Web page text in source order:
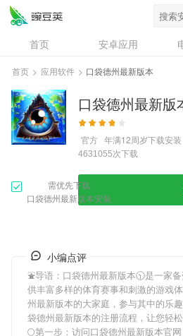
首页 安卓应用
资讯
专题
问答
首页 > 应用软件 > 口袋德州最新版本
口袋德州最新版
官方 年满12周岁下载安装
4631055次下载
需优先下载
口袋德州最新版本安装
小编点评
⛲导语： 口袋德州最新版本🕥是一家
供丰富多样的体育赛事和刺激的游戏
州最新版本的大家庭，参与其中的乐
袋德州最新版本的注册流程，让您轻
🌕第一步：访问口袋德州最新版本官网